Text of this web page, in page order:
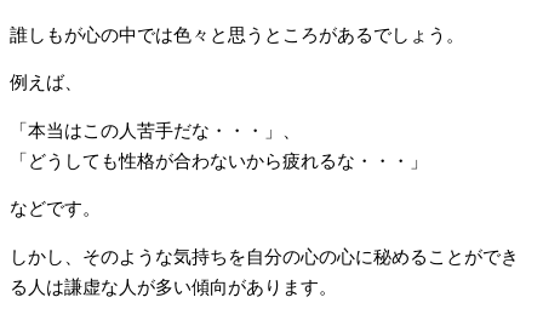
誰しもが心の中では色々と思うところがあるでしょう。
例えば、
「本当はこの人苦手だな・・・」、
「どうしても性格が合わないから疲れるな・・・」
などです。
しかし、そのような気持ちを自分の心の心に秘めることができ
る人は謙虚な人が多い傾向があります。